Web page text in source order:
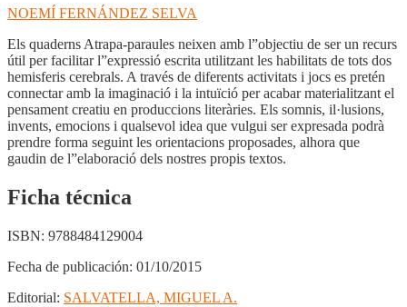
NOEMÍ FERNÁNDEZ SELVA
Els quaderns Atrapa-paraules neixen amb l”objectiu de ser un recurs
útil per facilitar l”expressió escrita utilitzant les habilitats de tots dos
hemisferis cerebrals. A través de diferents activitats i jocs es pretén
connectar amb la imaginació i la intuïció per acabar materialitzant el
pensament creatiu en produccions literàries. Els somnis, il·lusions,
invents, emocions i qualsevol idea que vulgui ser expresada podrà
prendre forma seguint les orientacions proposades, alhora que
gaudin de l”elaboració dels nostres propis textos.
Ficha técnica
ISBN: 9788484129004
Fecha de publicación: 01/10/2015
Editorial: SALVATELLA, MIGUEL A.